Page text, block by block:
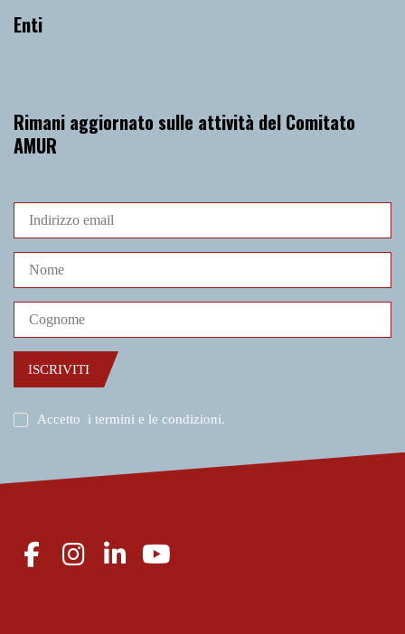
Enti
Rimani aggiornato sulle attività del Comitato
AMUR
ISCRIVITI
Accetto i termini e le condizioni.